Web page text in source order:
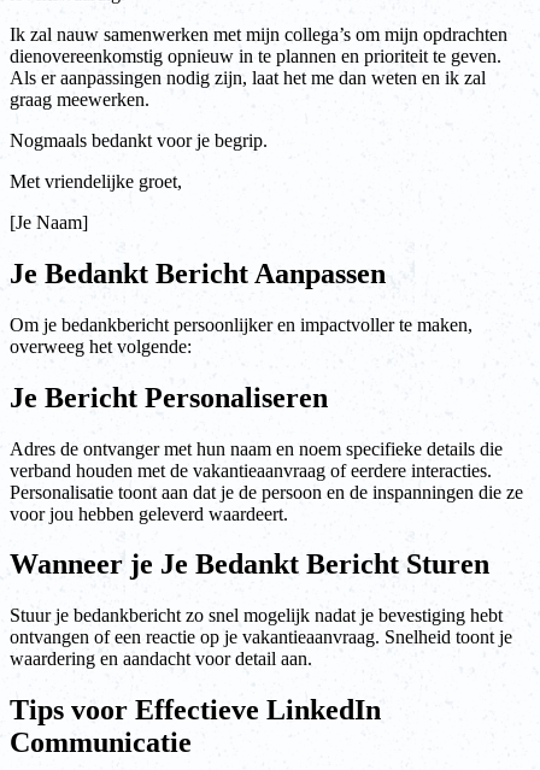
Ik zal nauw samenwerken met mijn collega’s om mijn opdrachten
dienovereenkomstig opnieuw in te plannen en prioriteit te geven.
Als er aanpassingen nodig zijn, laat het me dan weten en ik zal
graag meewerken.
Nogmaals bedankt voor je begrip.
Met vriendelijke groet,
[Je Naam]
Je Bedankt Bericht Aanpassen
Om je bedankbericht persoonlijker en impactvoller te maken,
overweeg het volgende:
Je Bericht Personaliseren
Adres de ontvanger met hun naam en noem specifieke details die
verband houden met de vakantieaanvraag of eerdere interacties.
Personalisatie toont aan dat je de persoon en de inspanningen die ze
voor jou hebben geleverd waardeert.
Wanneer je Je Bedankt Bericht Sturen
Stuur je bedankbericht zo snel mogelijk nadat je bevestiging hebt
ontvangen of een reactie op je vakantieaanvraag. Snelheid toont je
waardering en aandacht voor detail aan.
Tips voor Effectieve LinkedIn
Communicatie